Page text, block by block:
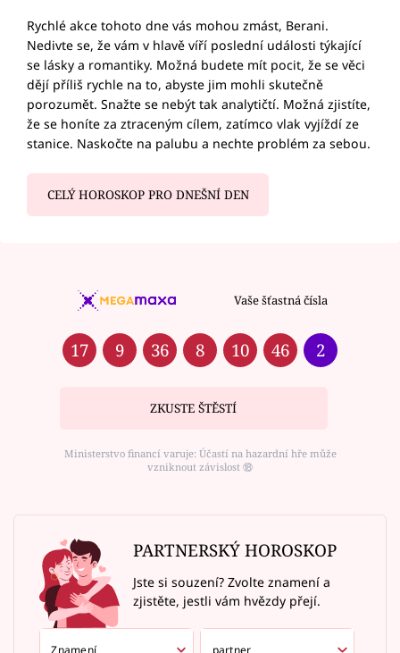
Rychlé akce tohoto dne vás mohou zmást, Berani.
Nedivte se, že vám v hlavě víří poslední události týkající
se lásky a romantiky. Možná budete mít pocit, že se věci
dějí příliš rychle na to, abyste jim mohli skutečně
porozumět. Snažte se nebýt tak analytičtí. Možná zjistíte,
že se honíte za ztraceným cílem, zatímco vlak vyjíždí ze
stanice. Naskočte na palubu a nechte problém za sebou.
CELÝ HOROSKOP PRO DNEŠNÍ DEN
Vaše šťastná čísla
17 9 36 8 10 46 2
ZKUSTE ŠTĚSTÍ
Ministerstvo financí varuje: Účastí na hazardní hře může
vzniknout závislost ⑱
PARTNERSKÝ HOROSKOP
Jste si souzení? Zvolte znamení a
zjistěte, jestli vám hvězdy přejí.